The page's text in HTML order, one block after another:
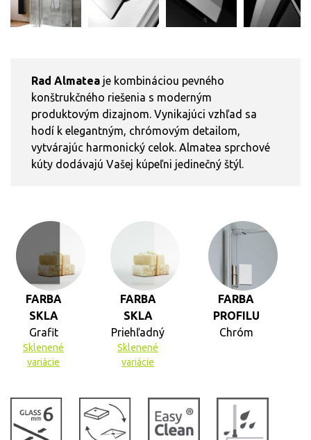
Rad Almatea je kombináciou pevného
konštrukčného riešenia s moderným
produktovým dizajnom. Vynikajúci vzhľad sa
hodí k elegantným, chrómovým detailom,
vytvárajúc harmonický celok. Almatea sprchové
kúty dodávajú Vašej kúpeľni jedinečný štýl.
FARBA
SKLA
Grafit
Sklenené
variácie
FARBA
SKLA
Priehľadný
Sklenené
variácie
FARBA
PROFILU
Chróm